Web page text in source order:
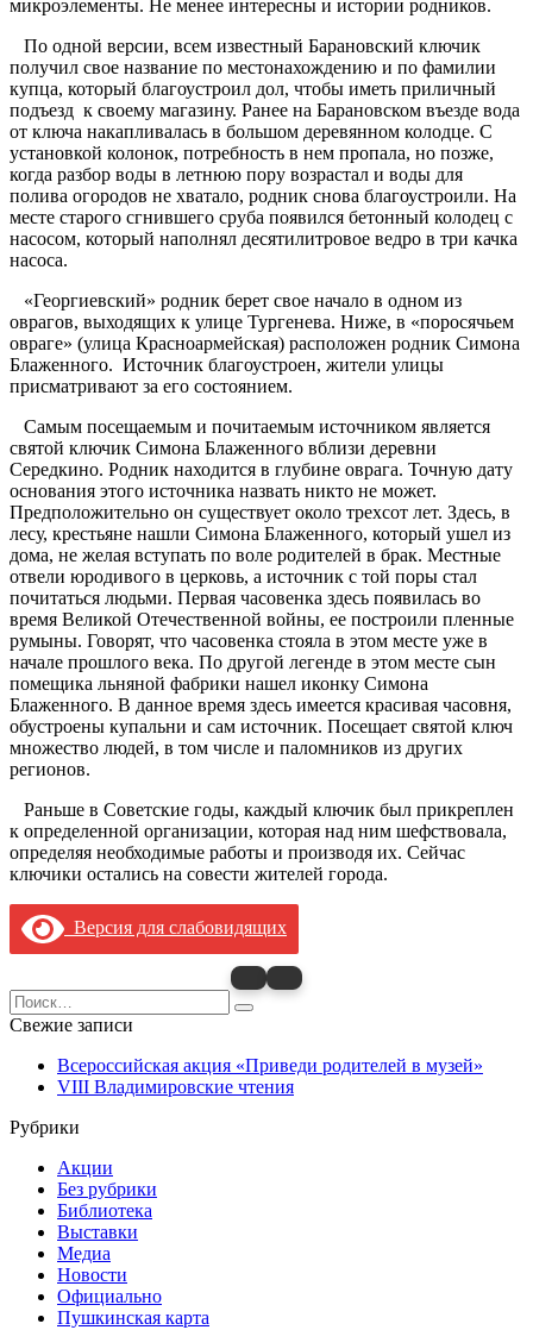
микроэлементы. Не менее интересны и истории родников.
По одной версии, всем известный Барановский ключик
получил свое название по местонахождению и по фамилии
купца, который благоустроил дол, чтобы иметь приличный
подъезд к своему магазину. Ранее на Барановском въезде вода
от ключа накапливалась в большом деревянном колодце. С
установкой колонок, потребность в нем пропала, но позже,
когда разбор воды в летнюю пору возрастал и воды для
полива огородов не хватало, родник снова благоустроили. На
месте старого сгнившего сруба появился бетонный колодец с
насосом, который наполнял десятилитровое ведро в три качка
насоса.
«Георгиевский» родник берет свое начало в одном из
оврагов, выходящих к улице Тургенева. Ниже, в «поросячьем
овраге» (улица Красноармейская) расположен родник Симона
Блаженного. Источник благоустроен, жители улицы
присматривают за его состоянием.
Самым посещаемым и почитаемым источником является
святой ключик Симона Блаженного вблизи деревни
Середкино. Родник находится в глубине оврага. Точную дату
основания этого источника назвать никто не может.
Предположительно он существует около трехсот лет. Здесь, в
лесу, крестьяне нашли Симона Блаженного, который ушел из
дома, не желая вступать по воле родителей в брак. Местные
отвели юродивого в церковь, а источник с той поры стал
почитаться людьми. Первая часовенка здесь появилась во
время Великой Отечественной войны, ее построили пленные
румыны. Говорят, что часовенка стояла в этом месте уже в
начале прошлого века. По другой легенде в этом месте сын
помещика льняной фабрики нашел иконку Симона
Блаженного. В данное время здесь имеется красивая часовня,
обустроены купальни и сам источник. Посещает святой ключ
множество людей, в том числе и паломников из других
регионов.
Раньше в Советские годы, каждый ключик был прикреплен
к определенной организации, которая над ним шефствовала,
определяя необходимые работы и производя их. Сейчас
ключики остались на совести жителей города.
Версия для слабовидящих
Search
for:
Свежие записи
Всероссийская акция «Приведи родителей в музей»
VIII Владимировские чтения
Рубрики
Акции
Без рубрики
Библиотека
Выставки
Медиа
Новости
Официально
Пушкинская карта